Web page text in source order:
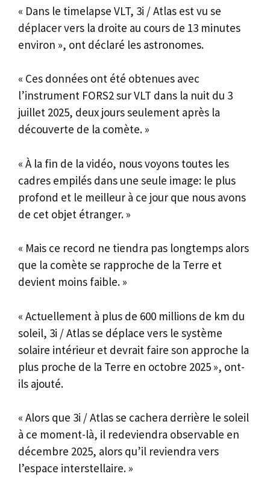
« Dans le timelapse VLT, 3i / Atlas est vu se
déplacer vers la droite au cours de 13 minutes
environ », ont déclaré les astronomes.
« Ces données ont été obtenues avec
l’instrument FORS2 sur VLT dans la nuit du 3
juillet 2025, deux jours seulement après la
découverte de la comète. »
« À la fin de la vidéo, nous voyons toutes les
cadres empilés dans une seule image: le plus
profond et le meilleur à ce jour que nous avons
de cet objet étranger. »
« Mais ce record ne tiendra pas longtemps alors
que la comète se rapproche de la Terre et
devient moins faible. »
« Actuellement à plus de 600 millions de km du
soleil, 3i / Atlas se déplace vers le système
solaire intérieur et devrait faire son approche la
plus proche de la Terre en octobre 2025 », ont-
ils ajouté.
« Alors que 3i / Atlas se cachera derrière le soleil
à ce moment-là, il redeviendra observable en
décembre 2025, alors qu’il reviendra vers
l’espace interstellaire. »